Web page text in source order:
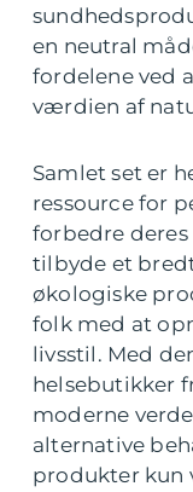
en neutral
fordelene ved
værdien af
Samlet set er
ressource for
forbedre
tilbyde et
økologiske
folk med at
livsstil. Med
helsebutikker
moderne
alternative
produkter kun